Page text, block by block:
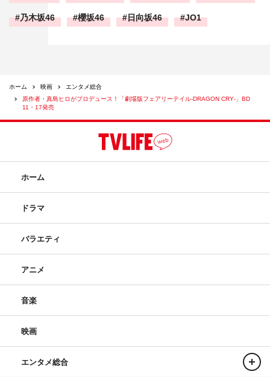
乃木坂46 櫻坂46 日向坂46 JO1
ホーム 映画
エンタメ総合
原作者・真島ヒロがプロデュース！「劇場版フェアリーテイル‐DRAGON CRY‐」BD
11・17発売
ホーム
ドラマ
バラエティ
アニメ
音楽
映画
エンタメ総合